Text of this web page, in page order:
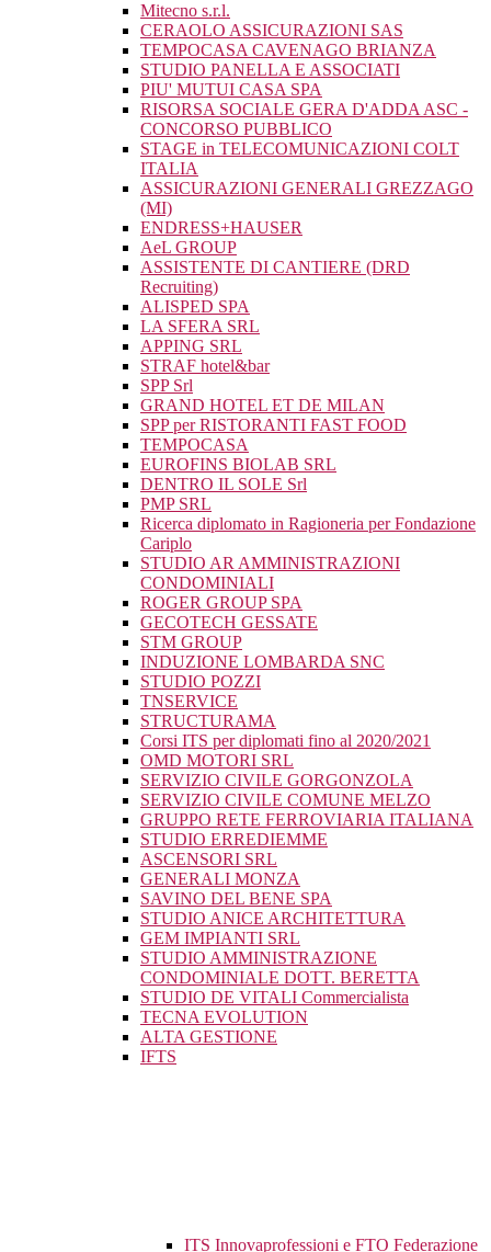
Mitecno s.r.l.
CERAOLO ASSICURAZIONI SAS
TEMPOCASA CAVENAGO BRIANZA
STUDIO PANELLA E ASSOCIATI
PIU' MUTUI CASA SPA
RISORSA SOCIALE GERA D'ADDA ASC -
CONCORSO PUBBLICO
STAGE in TELECOMUNICAZIONI COLT
ITALIA
ASSICURAZIONI GENERALI GREZZAGO
(MI)
ENDRESS+HAUSER
AeL GROUP
ASSISTENTE DI CANTIERE (DRD
Recruiting)
ALISPED SPA
LA SFERA SRL
APPING SRL
STRAF hotel&bar
SPP Srl
GRAND HOTEL ET DE MILAN
SPP per RISTORANTI FAST FOOD
TEMPOCASA
EUROFINS BIOLAB SRL
DENTRO IL SOLE Srl
PMP SRL
Ricerca diplomato in Ragioneria per Fondazione
Cariplo
STUDIO AR AMMINISTRAZIONI
CONDOMINIALI
ROGER GROUP SPA
GECOTECH GESSATE
STM GROUP
INDUZIONE LOMBARDA SNC
STUDIO POZZI
TNSERVICE
STRUCTURAMA
Corsi ITS per diplomati fino al 2020/2021
OMD MOTORI SRL
SERVIZIO CIVILE GORGONZOLA
SERVIZIO CIVILE COMUNE MELZO
GRUPPO RETE FERROVIARIA ITALIANA
STUDIO ERREDIEMME
ASCENSORI SRL
GENERALI MONZA
SAVINO DEL BENE SPA
STUDIO ANICE ARCHITETTURA
GEM IMPIANTI SRL
STUDIO AMMINISTRAZIONE
CONDOMINIALE DOTT. BERETTA
STUDIO DE VITALI Commercialista
TECNA EVOLUTION
ALTA GESTIONE
IFTS
ITS Innovaprofessioni e FTO Federazione